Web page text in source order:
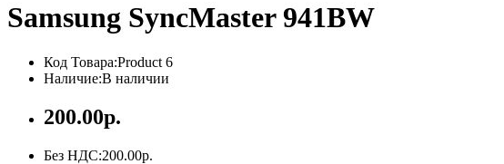
Samsung SyncMaster 941BW
Код Товара:Product 6
Наличие:В наличии
200.00р.
Без НДС:200.00р.